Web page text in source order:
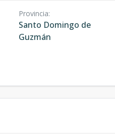
Provincia:
Santo Domingo de
Guzmán